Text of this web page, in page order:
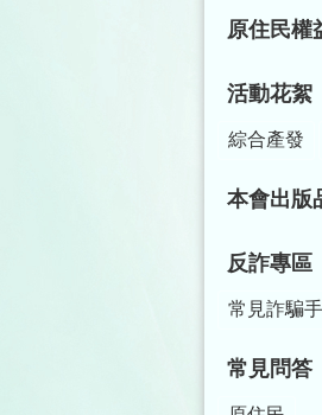
原住民權
活動花絮
綜合產發
本會出版
反詐專區
常見詐騙
常見問答